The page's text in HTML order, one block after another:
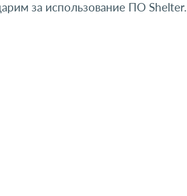
за использование ПО Shelter.